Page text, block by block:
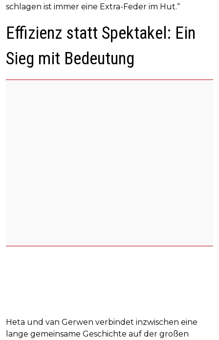
schlagen ist immer eine Extra-Feder im Hut.“
Effizienz statt Spektakel: Ein
Sieg mit Bedeutung
Heta und van Gerwen verbindet inzwischen eine
lange gemeinsame Geschichte auf der großen